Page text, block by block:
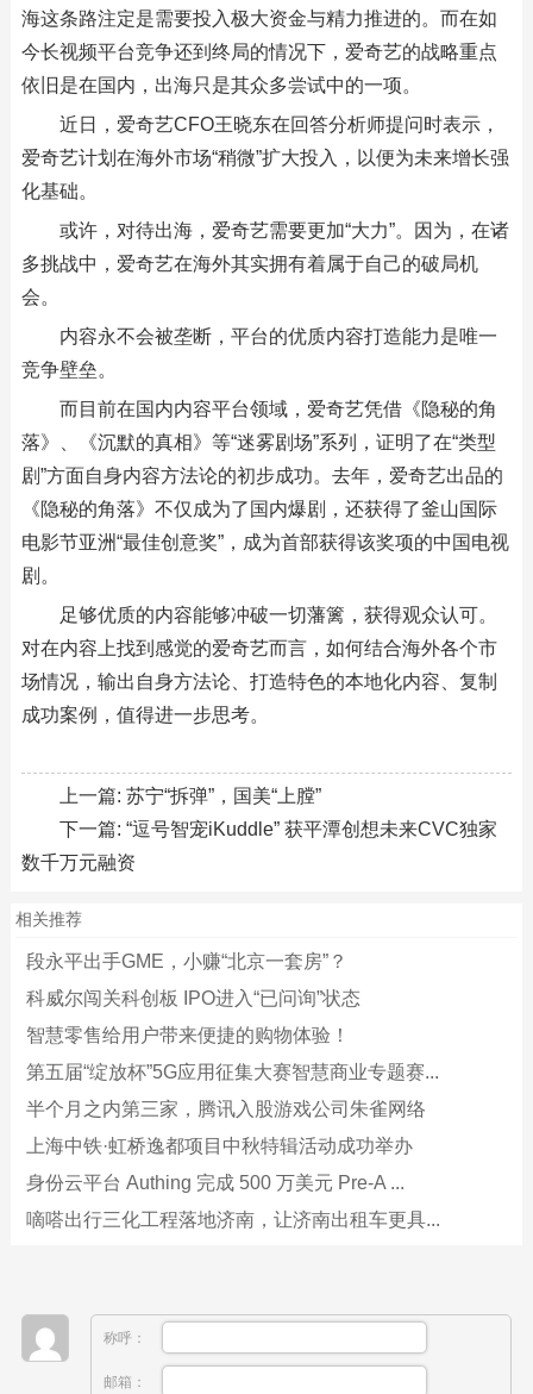
海这条路注定是需要投入极大资金与精力推进的。而在如
今长视频平台竞争还到终局的情况下，爱奇艺的战略重点
依旧是在国内，出海只是其众多尝试中的一项。
近日，爱奇艺CFO王晓东在回答分析师提问时表示，
爱奇艺计划在海外市场“稍微”扩大投入，以便为未来增长强
化基础。
或许，对待出海，爱奇艺需要更加“大力”。因为，在诸
多挑战中，爱奇艺在海外其实拥有着属于自己的破局机
会。
内容永不会被垄断，平台的优质内容打造能力是唯一
竞争壁垒。
而目前在国内内容平台领域，爱奇艺凭借《隐秘的角
落》、《沉默的真相》等“迷雾剧场”系列，证明了在“类型
剧”方面自身内容方法论的初步成功。去年，爱奇艺出品的
《隐秘的角落》不仅成为了国内爆剧，还获得了釜山国际
电影节亚洲“最佳创意奖”，成为首部获得该奖项的中国电视
剧。
足够优质的内容能够冲破一切藩篱，获得观众认可。
对在内容上找到感觉的爱奇艺而言，如何结合海外各个市
场情况，输出自身方法论、打造特色的本地化内容、复制
成功案例，值得进一步思考。
上一篇: 苏宁“拆弹”，国美“上膛”
下一篇: “逗号智宠iKuddle” 获平潭创想未来CVC独家
数千万元融资
相关推荐
段永平出手GME，小赚“北京一套房”？
科威尔闯关科创板 IPO进入“已问询”状态
智慧零售给用户带来便捷的购物体验！
第五届“绽放杯”5G应用征集大赛智慧商业专题赛...
半个月之内第三家，腾讯入股游戏公司朱雀网络
上海中铁·虹桥逸都项目中秋特辑活动成功举办
身份云平台 Authing 完成 500 万美元 Pre-A ...
嘀嗒出行三化工程落地济南，让济南出租车更具...
称呼：
邮箱：